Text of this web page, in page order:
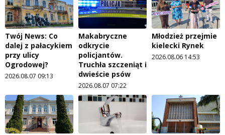
Twój News: Co
dalej z pałacykiem
przy ulicy
Ogrodowej?
2026.08.07 09:13
Makabryczne
odkrycie
policjantów.
Truchła szczeniąt i
dwieście psów
2026.08.07 07:22
Młodzież przejmie
kielecki Rynek
2026.08.06 14:53